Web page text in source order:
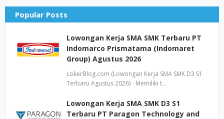
Popular Posts
Lowongan Kerja SMA SMK Terbaru PT
Indomarco Prismatama (Indomaret
Group) Agustus 2026
LokerBlog.com (Lowongan Kerja SMA SMK D3 S1
Terbaru Agustus 2026) - Memiliki t…
Lowongan Kerja SMA SMK D3 S1
Terbaru PT Paragon Technology and